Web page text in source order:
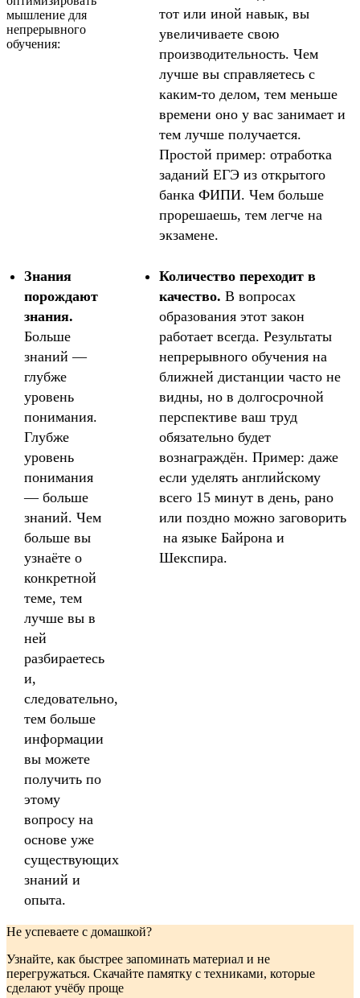
мышление для
непрерывного
обучения:
тот или иной навык, вы
увеличиваете свою
производительность. Чем
лучше вы справляетесь с
каким-то делом, тем меньше
времени оно у вас занимает и
тем лучше получается.
Простой пример: отработка
заданий ЕГЭ из открытого
банка ФИПИ. Чем больше
прорешаешь, тем легче на
экзамене.
Знания
порождают
знания.
Больше
знаний —
глубже
уровень
понимания.
Глубже
уровень
понимания
— больше
знаний. Чем
больше вы
узнаёте о
конкретной
теме, тем
лучше вы в
ней
разбираетесь
и,
следовательно,
тем больше
информации
вы можете
получить по
этому
вопросу на
основе уже
существующих
знаний и
опыта.
Количество переходит в
качество. В вопросах
образования этот закон
работает всегда. Результаты
непрерывного обучения на
ближней дистанции часто не
видны, но в долгосрочной
перспективе ваш труд
обязательно будет
вознаграждён. Пример: даже
если уделять английскому
всего 15 минут в день, рано
или поздно можно заговорить
на языке Байрона и
Шекспира.
Не успеваете с домашкой?
Узнайте, как быстрее запоминать материал и не
перегружаться. Скачайте памятку с техниками, которые
сделают учёбу проще